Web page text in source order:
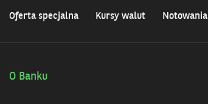
Oferta specjalna Kursy walut Notowania
O Banku